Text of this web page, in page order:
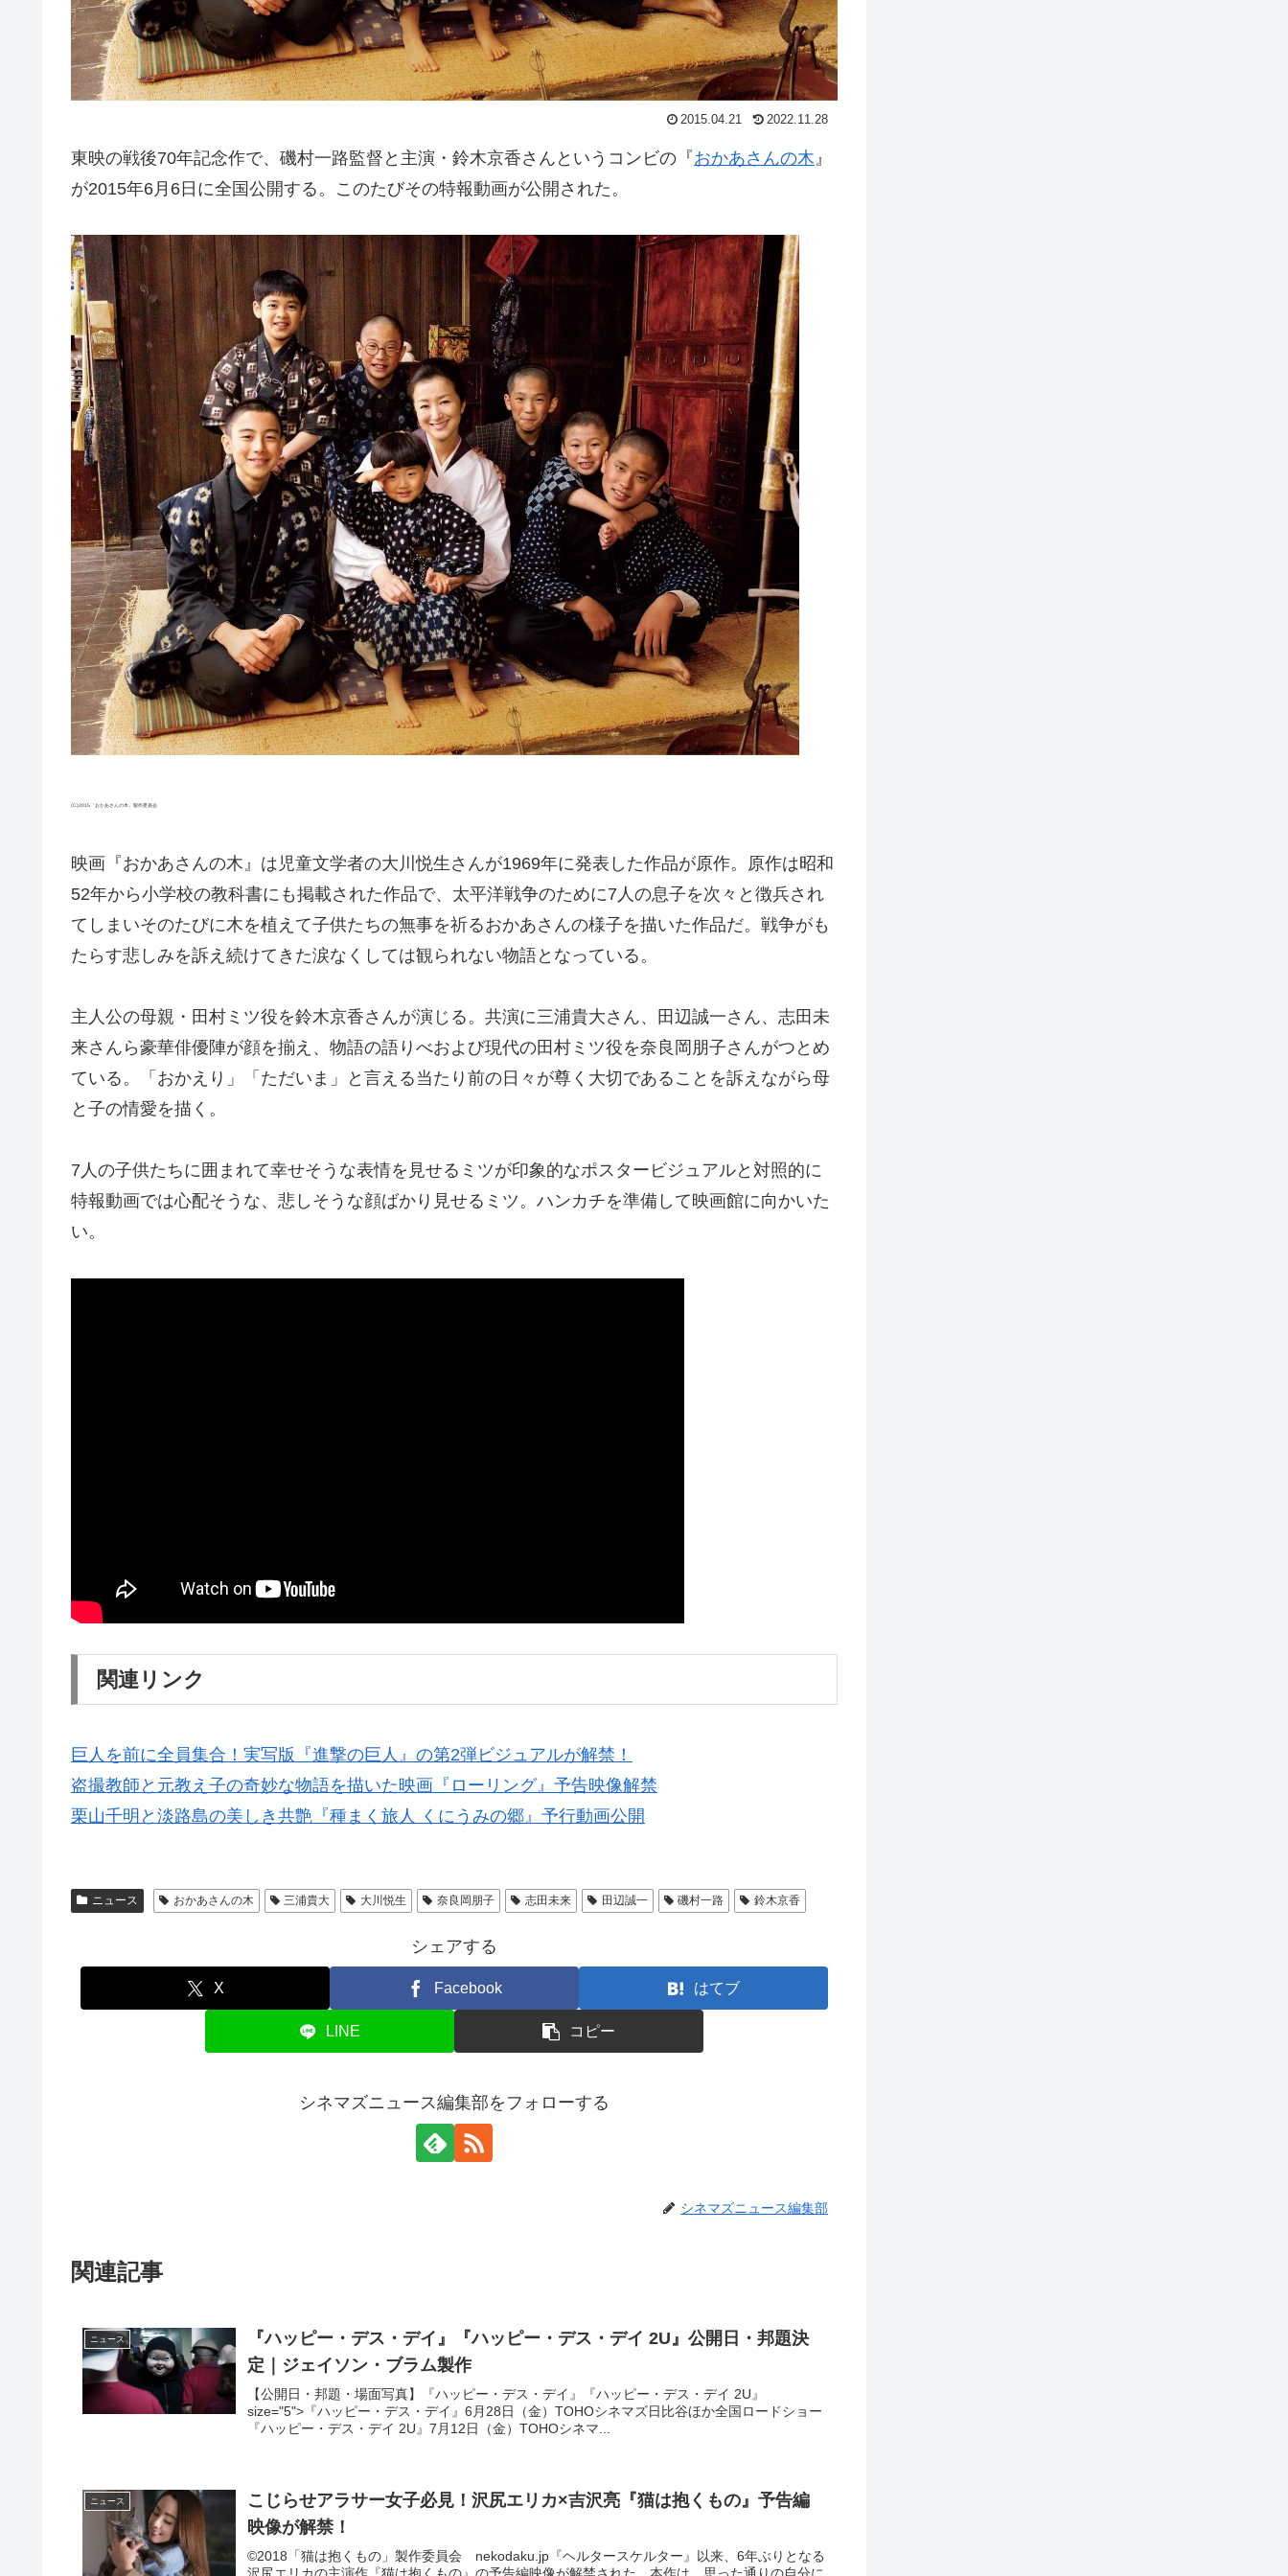
2015.04.21 2022.11.28
東映の戦後70年記念作で、磯村一路監督と主演・鈴木京香さんというコンビの『おかあさんの木 』
が2015年6月6日に全国公開する。このたびその特報動画が公開された。
(C)2015「おかあさんの木」製作委員会
映画『おかあさんの木』は児童文学者の大川悦生さんが1969年に発表した作品が原作。原作は昭和
52年から小学校の教科書にも掲載された作品で、太平洋戦争のために7人の息子を次々と徴兵され
てしまいそのたびに木を植えて子供たちの無事を祈るおかあさんの様子を描いた作品だ。戦争がも
たらす悲しみを訴え続けてきた涙なくしては観られない物語となっている。
主人公の母親・田村ミツ役を鈴木京香さんが演じる。共演に三浦貴大さん、田辺誠一さん、志田未
来さんら豪華俳優陣が顔を揃え、物語の語りべおよび現代の田村ミツ役を奈良岡朋子さんがつとめ
ている。「おかえり」「ただいま」と言える当たり前の日々が尊く大切であることを訴えながら母
と子の情愛を描く。
7人の子供たちに囲まれて幸せそうな表情を見せるミツが印象的なポスタービジュアルと対照的に
特報動画では心配そうな、悲しそうな顔ばかり見せるミツ。ハンカチを準備して映画館に向かいた
い。
関連リンク
巨人を前に全員集合！実写版『進撃の巨人』の第2弾ビジュアルが解禁！
盗撮教師と元教え子の奇妙な物語を描いた映画『ローリング』予告映像解禁
栗山千明と淡路島の美しき共艶『種まく旅人 くにうみの郷』予行動画公開
ニュース おかあさんの木 三浦貴大 大川悦生 奈良岡朋子 志田未来 田辺誠一 磯村一路 鈴木京香
シェアする
X Facebook はてブ
LINE コピー
シネマズニュース編集部をフォローする
シネマズニュース編集部
関連記事
ニュース
『ハッピー・デス・デイ』『ハッピー・デス・デイ 2U』公開日・邦題決
定｜ジェイソン・ブラム製作
【公開日・邦題・場面写真】『ハッピー・デス・デイ』『ハッピー・デス・デイ 2U』
size="5">『ハッピー・デス・デイ』6月28日（金）TOHOシネマズ日比谷ほか全国ロードショー
『ハッピー・デス・デイ 2U』7月12日（金）TOHOシネマ...
ニュース
こじらせアラサー女子必見！沢尻エリカ×吉沢亮『猫は抱くもの』予告編
映像が解禁！
©2018「猫は抱くもの」製作委員会 nekodaku.jp『ヘルタースケルター』以来、6年ぶりとなる
沢尻エリカの主演作『猫は抱くもの』の予告編映像が解禁された。本作は、思った通りの自分に